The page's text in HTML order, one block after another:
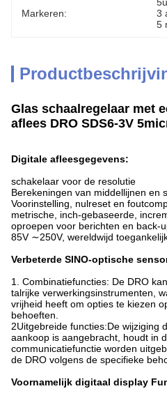
Markeren:
3
5
Glas schaalregelaar met
aflees DRO SDS6-3V
Digitale afleesgegevens:
schakelaar voor de resolutie
Berekeningen van middellijnen en
Voorinstelling, nulreset en
metrische, inch-gebaseerde,
oproepen voor berichten en back-
85V ∼250V, wereldwijd
Verbeterde SINO-optische
1. Combinatiefuncties: De DRO
talrijke verwerkingsinstrumenten,
vrijheid heeft om opties te kiezen
behoeften.
2Uitgebreide functies:De wijziging
aankoop is aangebracht, houdt in
communicatiefunctie worden
de DRO volgens de specifieke
Voornamelijk digitaal display